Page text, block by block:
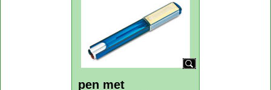
1.75
Memobakhouder groen